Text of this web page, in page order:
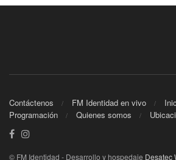
Contáctenos FM Identidad en vivo
Programación
Quienes somos
© FM Identidad - Desarrollo y hospedaje Desatec